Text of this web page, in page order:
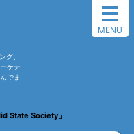
グ、
ケテ
でま
State Society」
MENU